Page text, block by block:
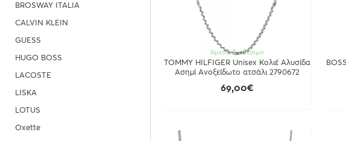
BROSWAY ITALIA
CALVIN KLEIN
GUESS
HUGO BOSS
LACOSTE
LISKA
LOTUS
Oxette
Άμεσα διαθέσιμο
TOMMY HILFIGER Unisex Κολιέ Aλυσίδα
Ασημί Ανοξείδωτο ατσάλι 2790672
69,00€